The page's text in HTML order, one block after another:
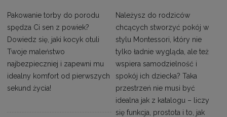
Pakowanie torby do porodu
spędza Ci sen z powiek?
Dowiedz się, jaki kocyk otuli
Twoje maleństwo
najbezpieczniej i zapewni mu
idealny komfort od pierwszych
sekund życia!
Należysz do rodziców
chcących stworzyć pokój w
stylu Montessori, który nie
tylko ładnie wygląda, ale też
wspiera samodzielność i
spokój ich dziecka? Taka
przestrzeń nie musi być
idealna jak z katalogu – liczy
się funkcja, prostota i to, jak